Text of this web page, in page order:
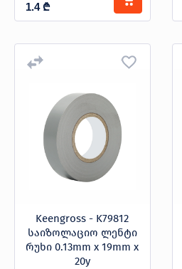
1.4 ₾
Keengross - K79812
საიზოლაციო ლენტი
რუხი 0.13mm x 19mm x
20y